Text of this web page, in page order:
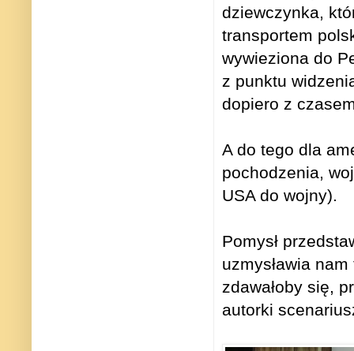
dziewczynka,
transportem
wywieziona do
z punktu
dopiero z
A do tego dla
pochodzenia,
USA do wojny).
Pomysł
uzmysławia
zdawałoby się,
autorki